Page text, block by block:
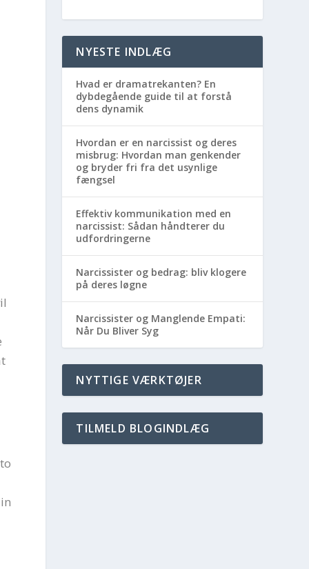
NYESTE INDLÆG
Hvad er dramatrekanten? En
dybdegående guide til at forstå
dens dynamik
Hvordan er en narcissist og deres
misbrug: Hvordan man genkender
og bryder fri fra det usynlige
fængsel
Effektiv kommunikation med en
narcissist: Sådan håndterer du
udfordringerne
Narcissister og bedrag: bliv klogere
på deres løgne
Narcissister og Manglende Empati:
Når Du Bliver Syg
NYTTIGE VÆRKTØJER
TILMELD BLOGINDLÆG